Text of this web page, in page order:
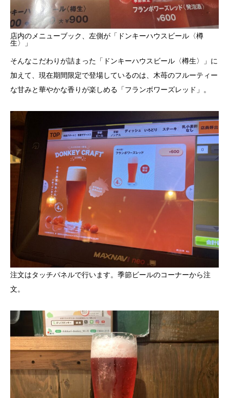
店内のメニューブック、左側が「ドンキーハウスビール〈樽
生〉」
そんなこだわりが詰まった「ドンキーハウスビール〈樽生〉」に
加えて、現在期間限定で登場しているのは、木苺のフルーティー
な甘みと華やかな香りが楽しめる「フランボワーズレッド」。
注文はタッチパネルで行います。季節ビールのコーナーから注
文。